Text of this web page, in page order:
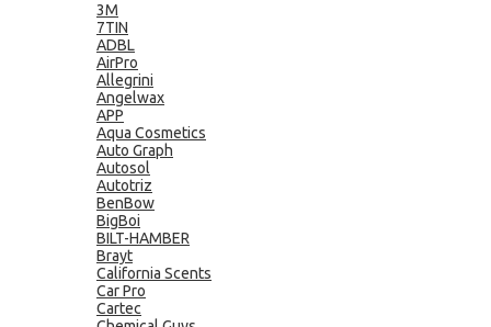
3M
7TIN
ADBL
AirPro
Allegrini
Angelwax
APP
Aqua Cosmetics
Auto Graph
Autosol
Autotriz
BenBow
BigBoi
BILT-HAMBER
Brayt
California Scents
Car Pro
Cartec